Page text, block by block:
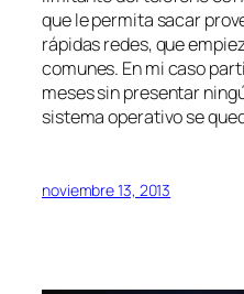
que le permita sacar
rápidas redes, que
comunes. En mi caso
meses sin presentar
sistema operativo se
noviembre 13, 2013